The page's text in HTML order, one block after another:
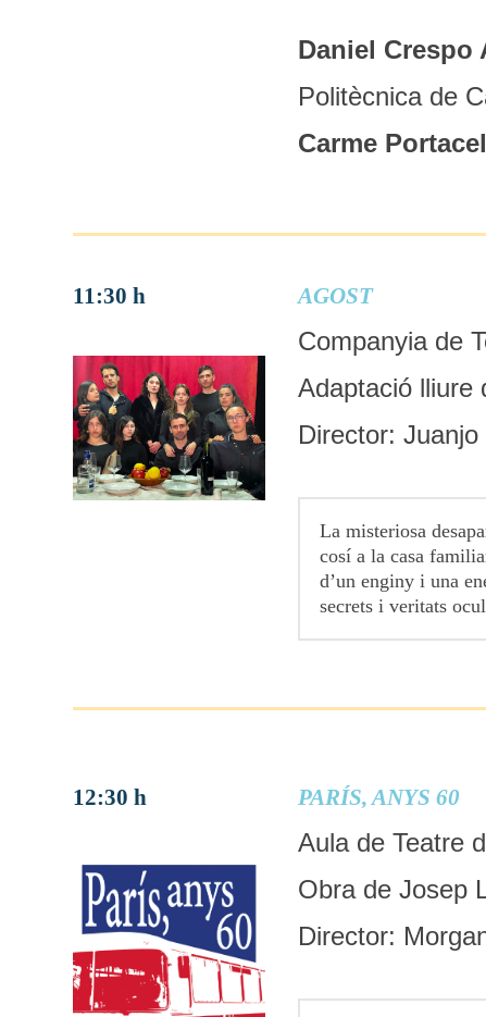
Daniel Crespo
Politècnica de
Carme
11:30 h AGOST
Companyia de
Adaptació lliure
Director:
La misteriosa
cosí a la casa
d’un enginy i una
secrets i veritats
12:30 h PARÍS, ANYS 60
Aula de Teatre
Obra de Josep
Director: